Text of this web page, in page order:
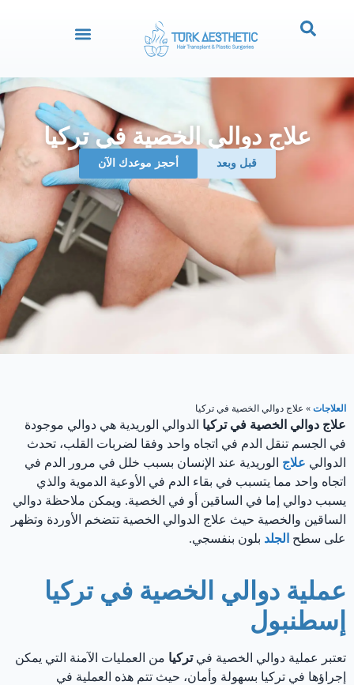
علاج دوالي الخصية في تركيا
قبل وبعد ‏أحجز موعدك الآن
العلاجات » علاج دوالي الخصية في تركيا
علاج دوالي الخصية في تركيا الدوالي الوريدية هي دوالي موجودة
في الجسم تنقل الدم في اتجاه واحد وفقا لضربات القلب، تحدث
الدوالي علاج الوريدية عند الإنسان بسبب خلل في مرور الدم في
اتجاه واحد مما يتسبب في بقاء الدم في الأوعية الدموية والذي
يسبب دوالي إما في الساقين أو في الخصية. ويمكن ملاحظة دوالي
الساقين والخصية حيث علاج الدوالي الخصية تتضخم الأوردة وتظهر
على سطح الجلد بلون بنفسجي.
عملية دوالي الخصية في تركيا
إسطنبول
تعتبر عملية دوالي الخصية فيتركيا من العمليات الآمنة التي يمكن
إجراؤها في تركيا بسهولة وأمان، حيث تتم هذه العملية في